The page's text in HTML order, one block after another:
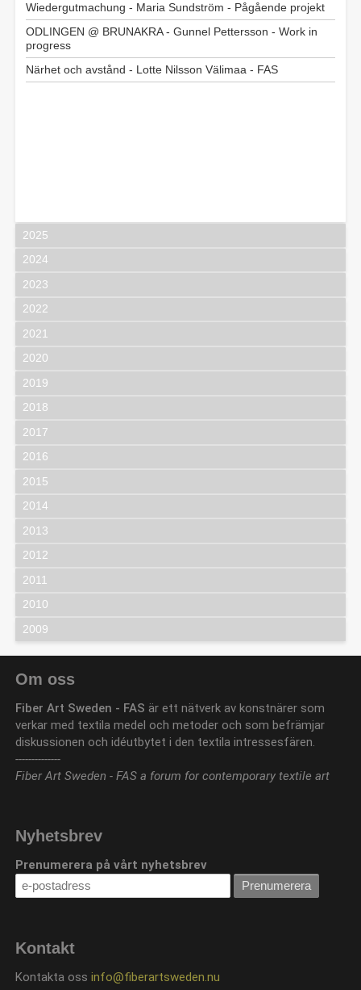
Wiedergutmachung - Maria Sundström - Pågående projekt
ODLINGEN @ BRUNAKRA - Gunnel Pettersson - Work in
progress
Närhet och avstånd - Lotte Nilsson Välimaa - FAS
2025
2024
2023
2022
2021
2020
2019
2018
2017
2016
2015
2014
2013
2012
2011
2010
2009
Om oss
Fiber Art Sweden - FAS är ett nätverk av konstnärer som
verkar med textila medel och metoder och som befrämjar
diskussionen och idéutbytet i den textila intressesfären.
--------------
Fiber Art Sweden - FAS a forum for contemporary textile art
Nyhetsbrev
Prenumerera på vårt nyhetsbrev
Kontakt
Kontakta oss info@fiberartsweden.nu